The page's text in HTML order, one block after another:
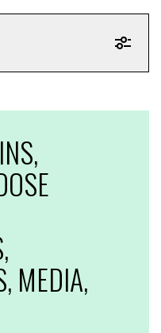
MEDIA,